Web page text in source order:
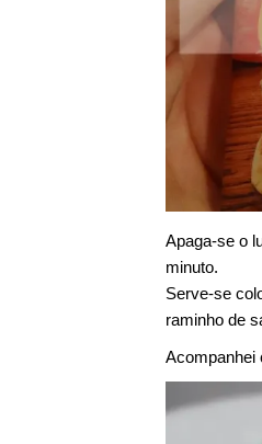
Apaga-se o
minuto.
Serve-se
raminho de
Acompanhei